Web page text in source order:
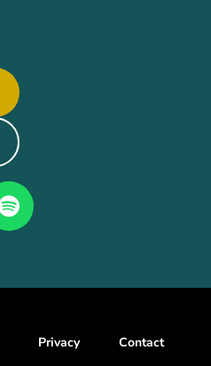
Privacy Contact